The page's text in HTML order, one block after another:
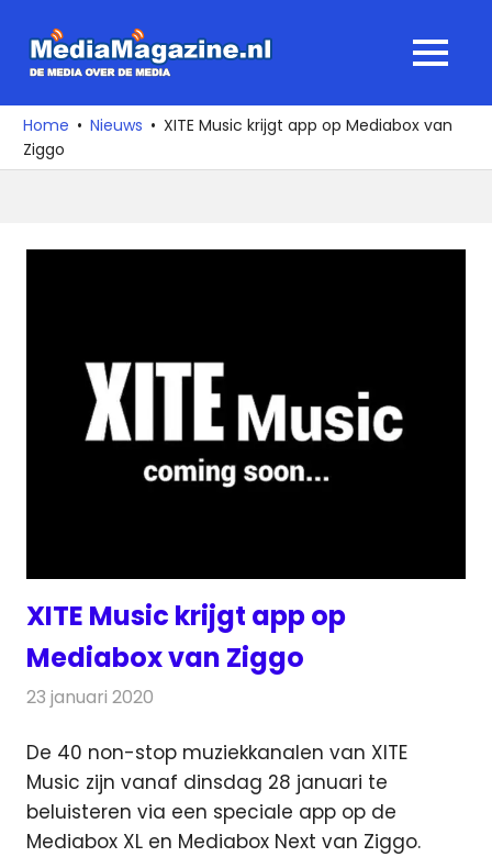
naar
media
over
de
MENU
Home Nieuws
XITE Music krijgt app op Mediabox van
Ziggo
XITE Music krijgt app op
Mediabox van Ziggo
23 januari 2020
De 40 non-stop muziekkanalen van XITE
Music zijn vanaf dinsdag 28 januari te
beluisteren via een speciale app op de
Mediabox XL en Mediabox Next van Ziggo.